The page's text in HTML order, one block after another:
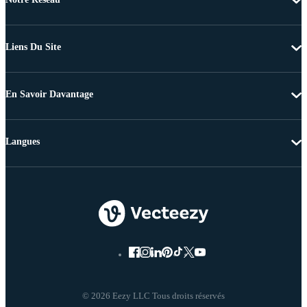
Liens Du Site
En Savoir Davantage
© 2026 Eezy LLC Tous droits réservés
Langues